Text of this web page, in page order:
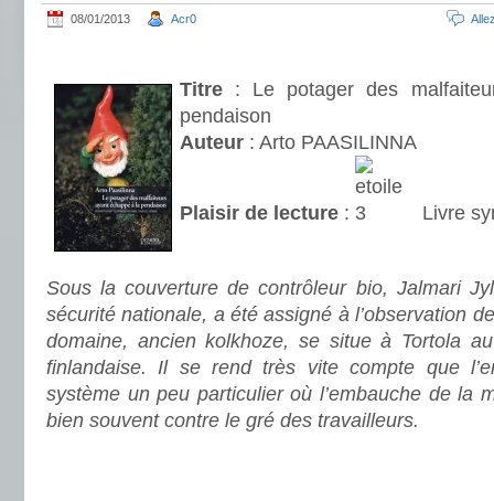
08/01/2013 Acr0
Titre : Le potager des
pendaison
Auteur : Arto PAASILINNA
Plaisir de lecture :
Livre
Sous la couverture de contrôleur bio, Jalmari
sécurité nationale, a été assigné à l’observation
domaine, ancien kolkhoze, se situe à Tortola
finlandaise. Il se rend très vite compte que
système un peu particulier où l’embauche de la
bien souvent contre le gré des travailleurs.